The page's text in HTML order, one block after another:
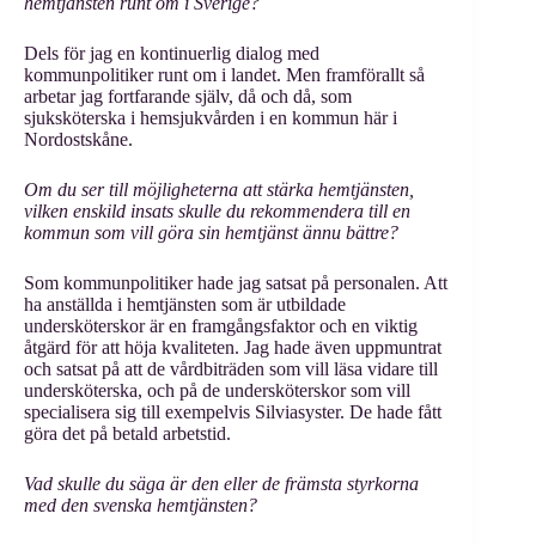
Dels för jag en kontinuerlig dialog med
kommunpolitiker runt om i landet. Men framförallt så
arbetar jag fortfarande själv, då och då, som
sjuksköterska i hemsjukvården i en kommun här i
Nordostskåne.
Om du ser till möjligheterna att stärka hemtjänsten,
vilken enskild insats skulle du rekommendera till en
kommun som vill göra sin hemtjänst ännu bättre?
Som kommunpolitiker hade jag satsat på personalen. Att
ha anställda i hemtjänsten som är utbildade
undersköterskor är en framgångsfaktor och en viktig
åtgärd för att höja kvaliteten. Jag hade även uppmuntrat
och satsat på att de vårdbiträden som vill läsa vidare till
undersköterska, och på de undersköterskor som vill
specialisera sig till exempelvis Silviasyster. De hade fått
göra det på betald arbetstid.
Vad skulle du säga är den eller de främsta styrkorna
med den svenska hemtjänsten?